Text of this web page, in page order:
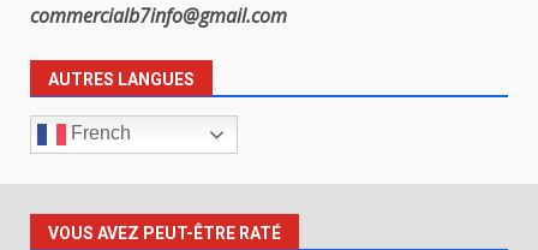
commercialb7info@gmail.com
AUTRES LANGUES
French
VOUS AVEZ PEUT-ÊTRE RATÉ